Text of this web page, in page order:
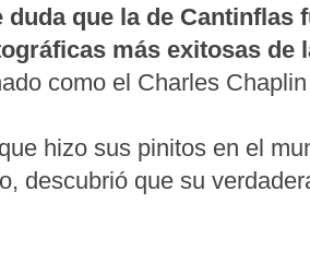
duda que la de Cantinflas
más exitosas de
como el Charles
hizo sus pinitos en el
descubrió que su